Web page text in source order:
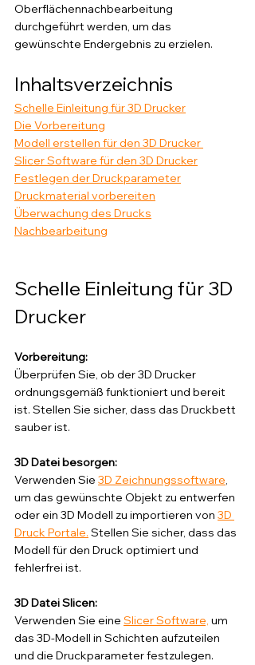
Oberflächennachbearbeitung
durchgeführt werden, um das
gewünschte Endergebnis zu erzielen.
Inhaltsverzeichnis
Schelle Einleitung für 3D Drucker
Die Vorbereitung
Modell erstellen für den 3D Drucker
Slicer Software für den 3D Drucker
Festlegen der Druckparameter
Druckmaterial vorbereiten
Überwachung des Drucks
Nachbearbeitung
Schelle Einleitung für 3D
Drucker
Vorbereitung:
Überprüfen Sie, ob der 3D Drucker
ordnungsgemäß funktioniert und bereit
ist. Stellen Sie sicher, dass das Druckbett
sauber ist.
3D Datei besorgen:
Verwenden Sie 3D Zeichnungssoftware,
um das gewünschte Objekt zu entwerfen
oder ein 3D Modell zu importieren von 3D
Druck Portale. Stellen Sie sicher, dass das
Modell für den Druck optimiert und
fehlerfrei ist.
3D Datei Slicen:
Verwenden Sie eine Slicer Software, um
das 3D-Modell in Schichten aufzuteilen
und die Druckparameter festzulegen.